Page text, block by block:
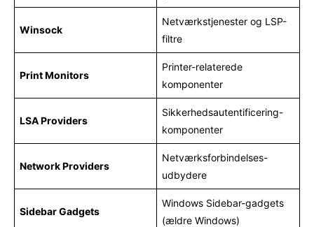
Winsock
Netværkstjenester og LSP-
filtre
Print Monitors
Printer-relaterede
komponenter
LSA Providers
Sikkerhedsautentificering-
komponenter
Network Providers
Netværksforbindelses-
udbydere
Sidebar Gadgets
Windows Sidebar-gadgets
(ældre Windows)